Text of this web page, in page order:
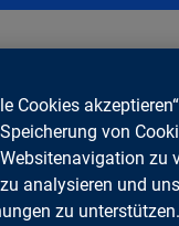
Cookies
von
zu
analysieren und
zu unterstützen.